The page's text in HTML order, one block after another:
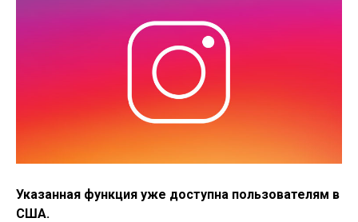
Указанная функция уже доступна пользователям в
США.